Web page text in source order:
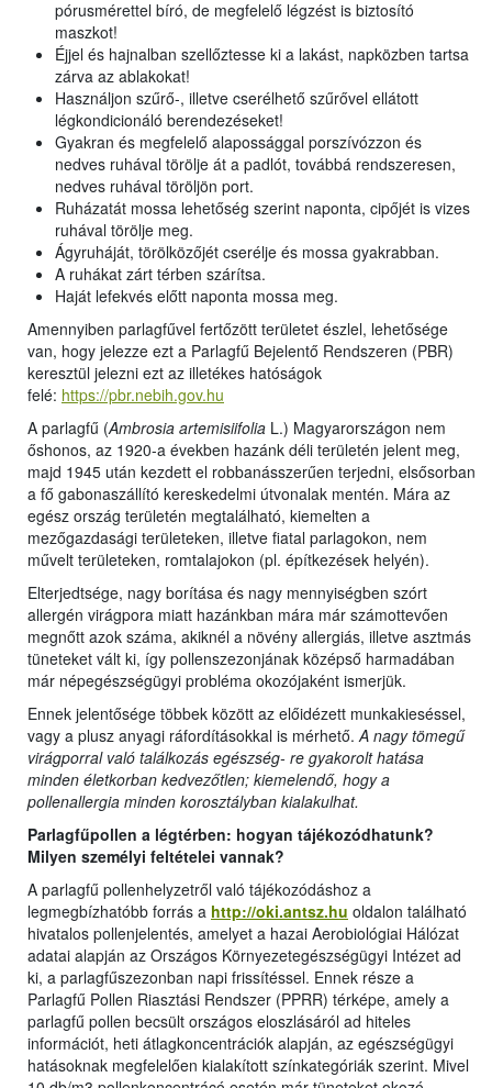
pórusmérettel bíró, de megfelelő légzést is biztosító
maszkot!
Éjjel és hajnalban szellőztesse ki a lakást, napközben tartsa
zárva az ablakokat!
Használjon szűrő-, illetve cserélhető szűrővel ellátott
légkondicionáló berendezéseket!
Gyakran és megfelelő alapossággal porszívózzon és
nedves ruhával törölje át a padlót, továbbá rendszeresen,
nedves ruhával töröljön port.
Ruházatát mossa lehetőség szerint naponta, cipőjét is vizes
ruhával törölje meg.
Ágyruháját, törölközőjét cserélje és mossa gyakrabban.
A ruhákat zárt térben szárítsa.
Haját lefekvés előtt naponta mossa meg.
Amennyiben parlagfűvel fertőzött területet észlel, lehetősége
van, hogy jelezze ezt a Parlagfű Bejelentő Rendszeren (PBR)
keresztül jelezni ezt az illetékes hatóságok
felé: https://pbr.nebih.gov.hu
A parlagfű (Ambrosia artemisiifolia L.) Magyarországon nem
őshonos, az 1920-a években hazánk déli területén jelent meg,
majd 1945 után kezdett el robbanásszerűen terjedni, elsősorban
a fő gabonaszállító kereskedelmi útvonalak mentén. Mára az
egész ország területén megtalálható, kiemelten a
mezőgazdasági területeken, illetve fiatal parlagokon, nem
művelt területeken, romtalajokon (pl. építkezések helyén).
Elterjedtsége, nagy borítása és nagy mennyiségben szórt
allergén virágpora miatt hazánkban mára már számottevően
megnőtt azok száma, akiknél a növény allergiás, illetve asztmás
tüneteket vált ki, így pollenszezonjának középső harmadában
már népegészségügyi probléma okozójaként ismerjük.
Ennek jelentősége többek között az előidézett munkakieséssel,
vagy a plusz anyagi ráfordításokkal is mérhető.A nagy tömegű
virágporral való találkozás egészség- re gyakorolt hatása
minden életkorban kedvezőtlen; kiemelendő, hogy a
pollenallergia minden korosztályban kialakulhat.
Parlagfűpollen a légtérben: hogyan tájékozódhatunk?
Milyen személyi feltételei vannak?
A parlagfű pollenhelyzetről való tájékozódáshoz a
legmegbízhatóbb forrás a http://oki.antsz.hu oldalon található
hivatalos pollenjelentés, amelyet a hazai Aerobiológiai Hálózat
adatai alapján az Országos Környezetegészségügyi Intézet ad
ki, a parlagfűszezonban napi frissítéssel. Ennek része a
Parlagfű Pollen Riasztási Rendszer (PPRR) térképe, amely a
parlagfű pollen becsült országos eloszlásáról ad hiteles
információt, heti átlagkoncentrációk alapján, az egészségügyi
hatásoknak megfelelően kialakított színkategóriák szerint. Mivel